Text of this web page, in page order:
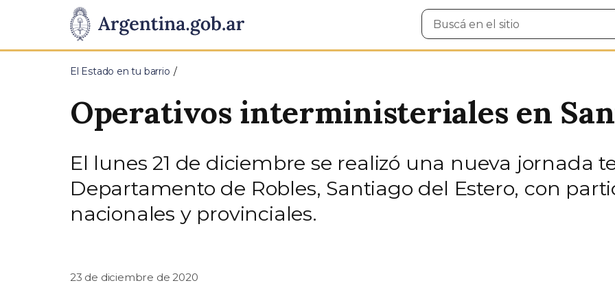
Presidencia
de
Pasar al contenido principal
Buscar
en
El Estado en tu barrio
Operativos interministeriales en
El lunes 21 de diciembre se realizó una nueva jornada
Departamento de Robles, Santiago del Estero, con
nacionales y provinciales.
23 de diciembre de 2020